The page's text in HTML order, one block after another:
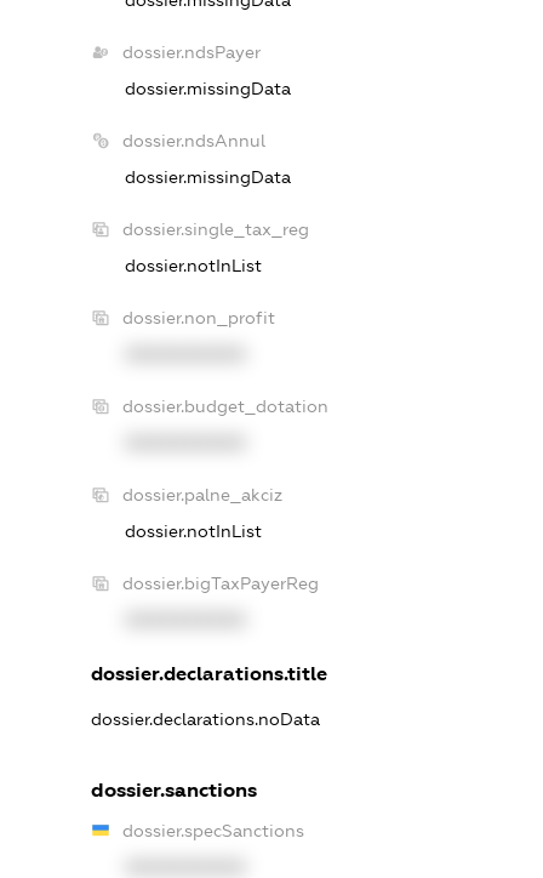
dossier.ndsPayer
dossier.missingData
dossier.ndsAnnul
dossier.missingData
dossier.single_tax_reg
dossier.notInList
dossier.non_profit
dossier.budget_dotation
dossier.palne_akciz
dossier.notInList
dossier.bigTaxPayerReg
dossier.declarations.title
dossier.declarations.noData
dossier.sanctions
dossier.specSanctions